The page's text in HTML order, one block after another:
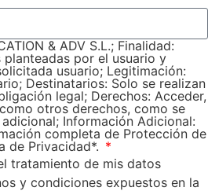
& ADV S.L.; Finalidad:
planteadas por el usuario y
usuario; Legitimación:
Destinatarios: Solo se realizan
legal; Derechos: Acceder,
otros derechos, como se
Información Adicional:
completa de Protección de
de Privacidad*.
tratamiento de mis datos
y condiciones expuestos en la